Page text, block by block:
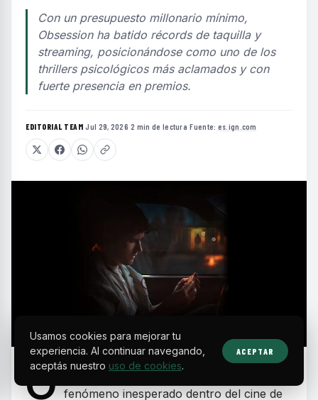
Con un presupuesto millonario mínimo,
Obsession ha batido récords de taquilla y
streaming, posicionándose como uno de los
thrillers psicológicos más aclamados y con
fuerte presencia en premios.
EDITORIAL TEAM·Jul 29, 2026·2 min de lectura·Fuente: es.ign.com
O bsession se ha convertido en un
fenómeno inesperado dentro del cine de
Usamos cookies para mejorar tu
experiencia. Al continuar navegando,
aceptás nuestro uso de cookies.
ACEPTAR